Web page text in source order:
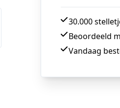
30.000
Beoordeeld
Vandaag